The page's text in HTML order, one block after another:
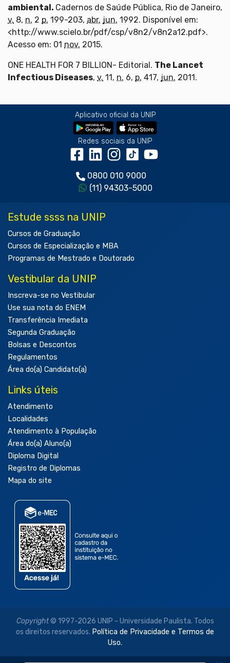
ambiental. Cadernos de Saúde Pública, Rio de Janeiro,
v. 8, n. 2 p. 199-203, abr. jun. 1992. Disponível em:
<http://www.scielo.br/pdf/csp/v8n2/v8n2a12.pdf>.
Acesso em: 01 nov. 2015.
ONE HEALTH FOR 7 BILLION- Editorial. The Lancet
Infectious Diseases, v. 11, n. 6, p. 417, jun. 2011.
Aplicativo oficial da UNIP
Redes sociais da UNIP
0800 010 9000
(11) 94303-5000
Estude ssss na UNIP
Cursos de Graduação
Cursos de Especialização e MBA
Programas de Mestrado e Doutorado
Vestibular da UNIP
Inscreva-se no Vestibular
Use sua nota do ENEM
Transferência Imediata
Segunda Graduação
Bolsas e Descontos
Regulamentos
Área do(a) Candidato(a)
Links úteis
Atendimento
Localidades
Atendimento à População
Área do(a) Aluno(a)
Diploma Digital
Registro de Diplomas
Mapa do site
Copyright© 1997-2026 UNIP - Universidade Paulista. Todos
os direitos reservados. Política de Privacidade e Termos de
Uso.